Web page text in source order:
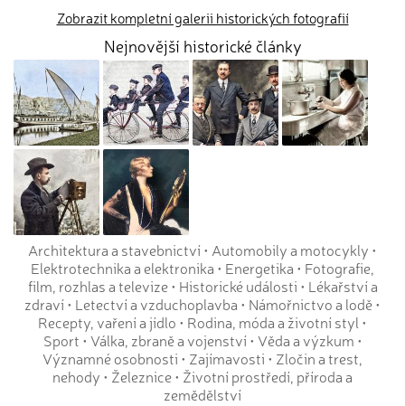
Zobrazit kompletní galerii historických fotografií
Nejnovější historické články
Architektura a stavebnictví• Automobily a motocykly •
Elektrotechnika a elektronika • Energetika • Fotografie,
film, rozhlas a televize• Historické události • Lékařství a
zdraví• Letectví a vzduchoplavba • Námořnictvo a lodě•
Recepty, vaření a jídlo • Rodina, móda a životní styl •
Sport • Válka, zbraně a vojenství• Věda a výzkum •
Významné osobnosti • Zajímavosti • Zločin a trest,
nehody • Železnice• Životní prostředí, příroda a
zemědělství